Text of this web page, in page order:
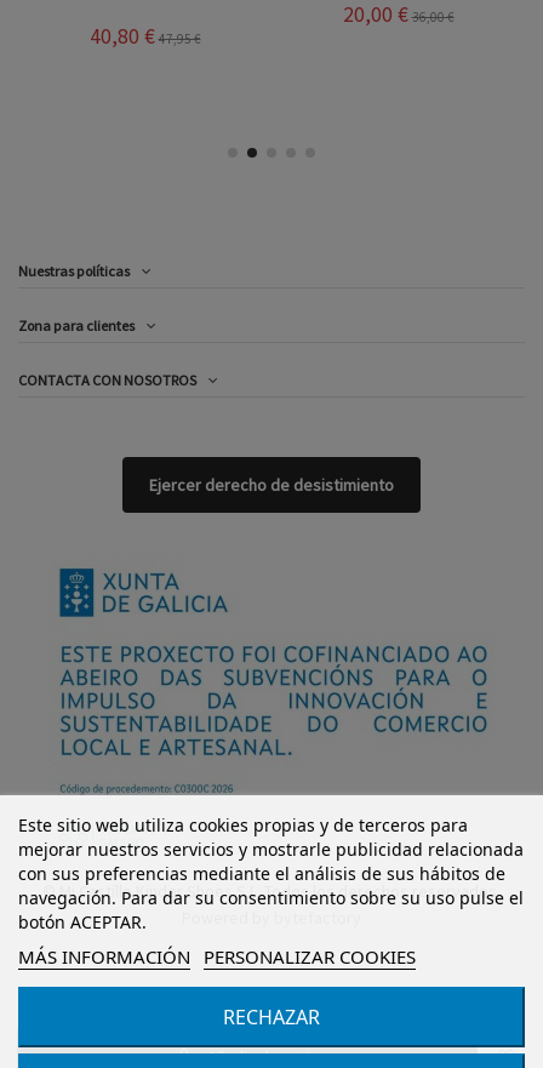
Añadir al carrito
40,80 € 47,95 €
20,00 € 36,00 €
Nuestras políticas
Zona para clientes
CONTACTA CON NOSOTROS
Este sitio web utiliza cookies propias y de terceros para
mejorar nuestros servicios y mostrarle publicidad relacionada
con sus preferencias mediante el análisis de sus hábitos de
navegación. Para dar su consentimiento sobre su uso pulse el
botón ACEPTAR.
MÁS INFORMACIÓN PERSONALIZAR COOKIES
RECHAZAR
Ejercer derecho de desistimiento
© Mi Castillo Kinder Shoes S.L. Todos los derechos reservados.